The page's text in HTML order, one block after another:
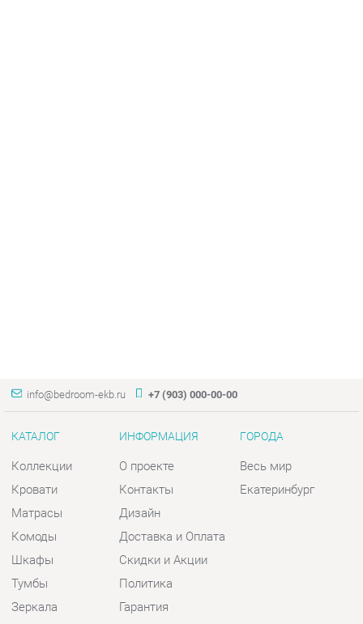
КАТАЛОГ
Матрасы
Комоды
Шкафы
Тумбы
Зеркала
Столы
Мягкая мебель
ИНФОРМАЦИЯ
Дизайн
Доставка и Оплата
Скидки и Акции
Политика
Гарантия
Помощь
ГОРОДА